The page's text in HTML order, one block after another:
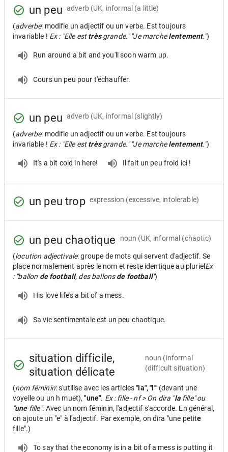
un peu adverb (UK, informal (a little)
(adverbe: modifie un adjectif ou un verbe. Est toujours
invariable ! Ex : "Elle esttrèsgrande." "Je marchelentement.")
Run around a bit and you'll soon warm up.
Cours un peu pour t'échauffer.
un peu adverb (UK, informal (slightly)
(adverbe: modifie un adjectif ou un verbe. Est toujours
invariable ! Ex : "Elle esttrèsgrande." "Je marchelentement.")
It's a bit cold in here! Il fait un peu froid ici !
un peu trop expression (excessive, intolerable)
un peu chaotique noun (UK, informal (chaotic)
(locution adjectivale: groupe de mots qui servent d'adjectif. Se
place normalement après le nom et reste identique au pluriel Ex
: "ballon de football, des ballonsde football")
His love life's a bit of a mess.
Sa vie sentimentale est un peu chaotique.
situation difficile,
situation délicate
noun (informal
(difficult situation)
(nom féminin: s'utilise avec les articles"la", "l'" (devant une
voyelle ou un h muet),"une". Ex : fille - nf > On dira "lafille" ou
"unefille". Avec un nom féminin, l'adjectif s'accorde. En général,
on ajoute un "e" à l'adjectif. Par exemple, on dira "une petite
fille".)
To say that the economy is in a bit of a mess is putting it